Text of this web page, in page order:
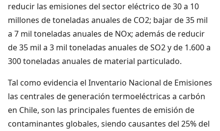
reducir las emisiones del sector eléctrico de 30 a 10
millones de toneladas anuales de CO2; bajar de 35 mil
a 7 mil toneladas anuales de NOx; además de reducir
de 35 mil a 3 mil toneladas anuales de SO2 y de 1.600 a
300 toneladas anuales de material particulado.
Tal como evidencia el Inventario Nacional de Emisiones
las centrales de generación termoeléctricas a carbón
en Chile, son las principales fuentes de emisión de
contaminantes globales, siendo causantes del 25% del